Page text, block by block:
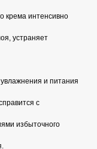
крема интенсивно
устраняет
и питания
с
избыточного